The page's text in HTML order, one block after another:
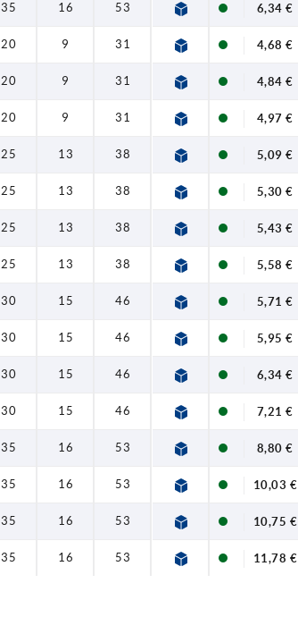
35 16 53 6,34 €
20 9 31 4,68 €
20 9 31 4,84 €
20 9 31 4,97 €
25 13 38 5,09 €
25 13 38 5,30 €
25 13 38 5,43 €
25 13 38 5,58 €
30 15 46 5,71 €
30 15 46 5,95 €
30 15 46 6,34 €
30 15 46 7,21 €
35 16 53 8,80 €
35 16 53 10,03 €
35 16 53 10,75 €
35 16 53 11,78 €